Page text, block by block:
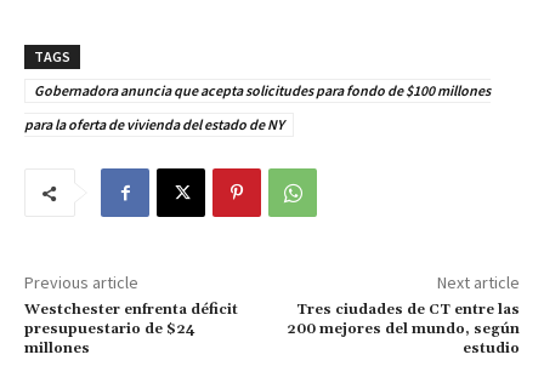
TAGS
Gobernadora anuncia que acepta solicitudes para fondo de $100 millones
para la oferta de vivienda del estado de NY
Previous article
Westchester enfrenta déficit
presupuestario de $24
millones
Next article
Tres ciudades de CT entre las
200 mejores del mundo, según
estudio